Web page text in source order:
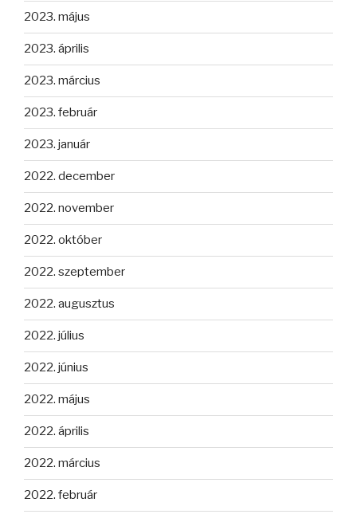
2023. május
2023. április
2023. március
2023. február
2023. január
2022. december
2022. november
2022. október
2022. szeptember
2022. augusztus
2022. július
2022. június
2022. május
2022. április
2022. március
2022. február